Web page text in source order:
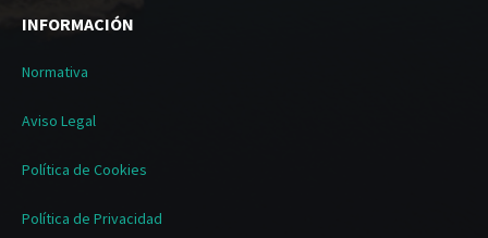
INFORMACIÓN
Normativa
Aviso Legal
Política de Cookies
Política de Privacidad